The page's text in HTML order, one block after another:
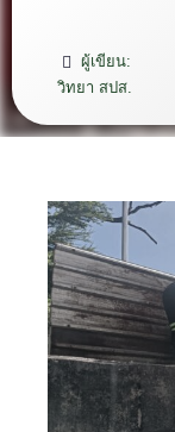
ผู้เขียน:
วิทยา สปส.